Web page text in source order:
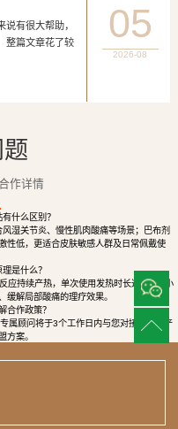
有很大帮助，
篇文章花了较
05
2026-08
作详情
什么区别？
湿关节炎、慢性肌肉酸痛等场景；巴布剂
性低，更适合皮肤敏感人群及日常佩戴使
是什么？
应持续产热，单次使用发热时长达8至12小
缓解局部酸痛的理疗效果。
合作政策？
属顾问将于3个工作日内与您对接，提供产
方案。